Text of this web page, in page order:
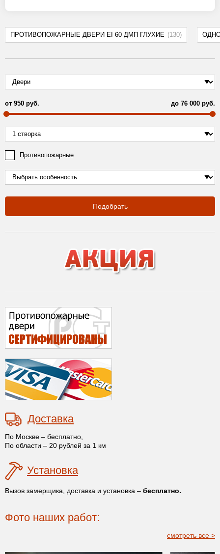
ПРОТИВОПОЖАРНЫЕ ДВЕРИ EI 60 ДМП ГЛУХИЕ (130)
от 950 руб. до 76 000 руб.
Противопожарные
Подобрать
Доставка
По Москве – бесплатно,
По области – 20 рублей за 1 км
Установка
Вызов замерщика, доставка и установка – бесплатно.
Фото наших работ:
смотреть все >